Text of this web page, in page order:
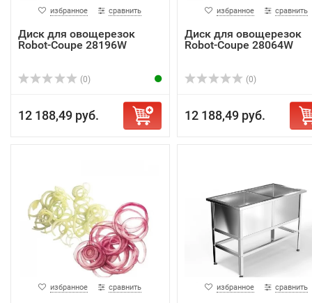
избранное сравнить
Диск для овощерезок
Robot-Coupe 28196W
(0)
12 188,49 руб.
избранное сравнить
Диск для овощерезок
Robot-Coupe 28064W
(0)
12 188,49 руб.
избранное сравнить избранное сравнить